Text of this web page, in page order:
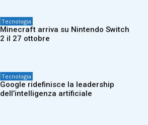
Tecnologia
Minecraft arriva su Nintendo Switch
2 il 27 ottobre
Tecnologia
Google ridefinisce la leadership
dell’intelligenza artificiale